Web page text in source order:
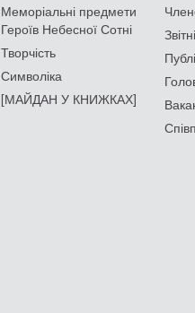
Меморіальні предмети
Героїв Небесної Сотні
Творчість
Символіка
[МАЙДАН У КНИЖКАХ]